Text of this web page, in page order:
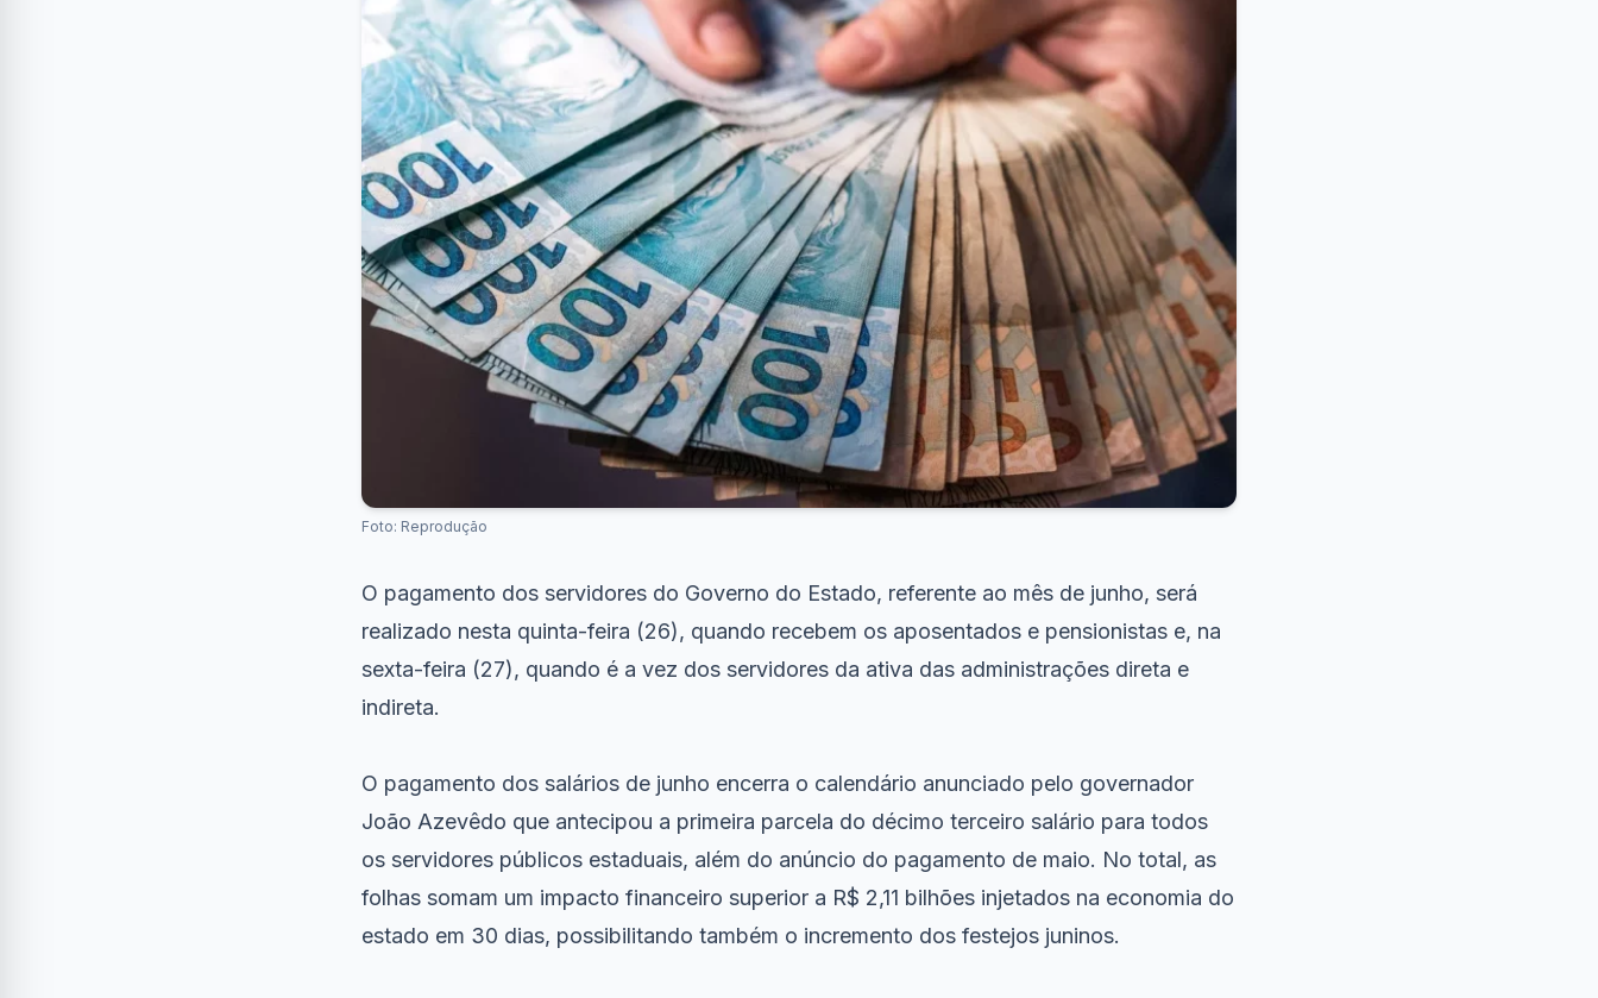
Foto: Reprodução
O pagamento dos servidores do Governo do Estado, referente ao mês de junho, será
realizado nesta quinta-feira (26), quando recebem os aposentados e pensionistas e, na
sexta-feira (27), quando é a vez dos servidores da ativa das administrações direta e
indireta.
O pagamento dos salários de junho encerra o calendário anunciado pelo governador
João Azevêdo que antecipou a primeira parcela do décimo terceiro salário para todos
os servidores públicos estaduais, além do anúncio do pagamento de maio. No total, as
folhas somam um impacto financeiro superior a R$ 2,11 bilhões injetados na economia do
estado em 30 dias, possibilitando também o incremento dos festejos juninos.